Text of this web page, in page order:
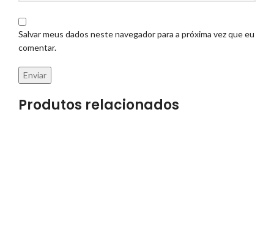
Salvar meus dados neste navegador para a próxima vez que eu
comentar.
Produtos relacionados